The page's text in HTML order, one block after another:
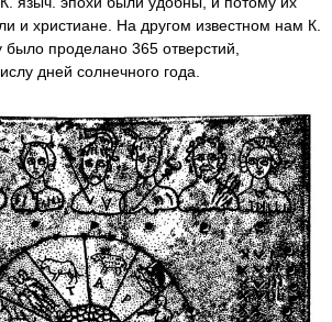
и христиане. На другом известном нам К.
проделано 365 отверстий,
дней солнечного года.